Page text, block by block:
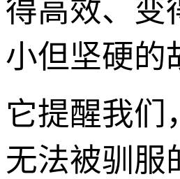
得高效、变
小但坚硬的
它提醒我们
无法被驯服